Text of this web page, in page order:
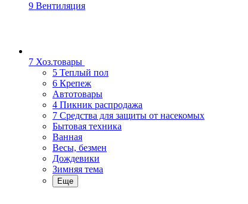
9 Вентиляция
7 Хоз.товары
5 Теплый пол
6 Крепеж
Автотовары
4 Пикник распродажа
7 Средства для защиты от насекомых
Бытовая техника
Ванная
Весы, безмен
Дождевики
Зимняя тема
Еще